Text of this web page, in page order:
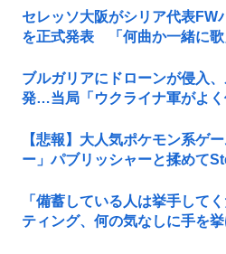
セレッソ大阪がシリア代表FW
を正式発表 「何曲か一緒に歌
ブルガリアにドローンが侵入
発…当局「ウクライナ軍がよく
【悲報】大人気ポケモン系ゲ
ー」パブリッシャーと揉めて
「備蓄している人は挙手して
ティング、何の気なしに手を